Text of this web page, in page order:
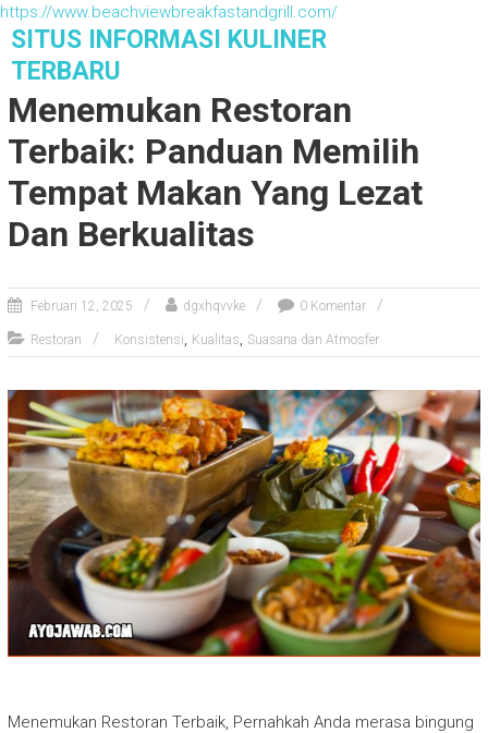
https://www.beachviewbreakfastandgrill.com/
SITUS INFORMASI KULINER
TERBARU
Menemukan Restoran
Terbaik: Panduan Memilih
Tempat Makan Yang Lezat
Dan Berkualitas
Februari 12, 2025 dgxhqvvke 0 Komentar
Restoran Konsistensi, Kualitas, Suasana dan Atmosfer
Menemukan Restoran Terbaik, Pernahkah Anda merasa bingung